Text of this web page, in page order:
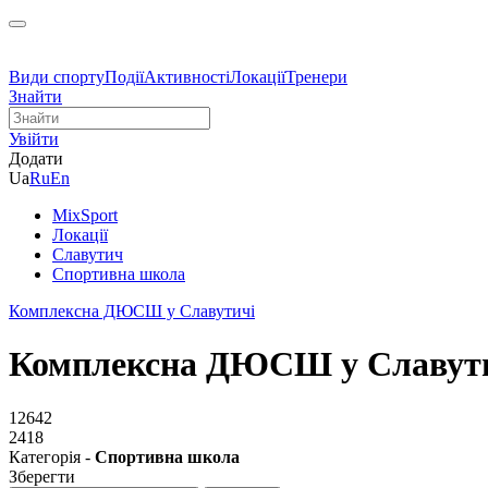
Види спортуПодіїАктивностіЛокаціїТренери
Знайти
Увійти
Додати
UaRuEn
MixSport
Локації
Славутич
Спортивна школа
Комплексна ДЮСШ у Славутичі
Комплексна ДЮСШ у
12642
2418
Категорія - Спортивна школа
Зберегти